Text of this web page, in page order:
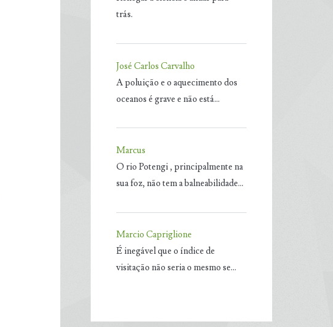
trás.
José Carlos Carvalho
A poluição e o aquecimento dos
oceanos é grave e não está…
Marcus
O rio Potengi , principalmente na
sua foz, não tem a balneabilidade…
Marcio Capriglione
É inegável que o índice de
visitação não seria o mesmo se…